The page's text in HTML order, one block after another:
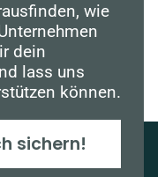
wie
dein
lass uns
können.
sichern!